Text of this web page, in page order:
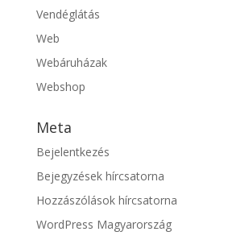
Vendéglátás
Web
Webáruházak
Webshop
Meta
Bejelentkezés
Bejegyzések hírcsatorna
Hozzászólások hírcsatorna
WordPress Magyarország